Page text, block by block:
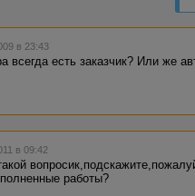
в 23:43
всегда есть заказчик? Или же
в 09:42
работы?